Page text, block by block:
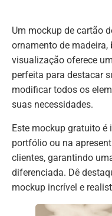
Um mockup de cartão
ornamento de madeira,
visualização oferece
perfeita para destacar
modificar todos os
suas necessidades.
Este mockup gratuito é
portfólio ou na
clientes, garantindo
diferenciada. Dê
mockup incrível e